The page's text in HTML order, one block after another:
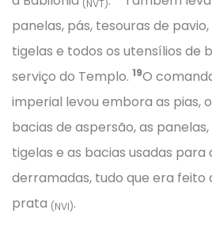
(NVT)
panelas, pás, tesouras de
tigelas e todos os utensílios de
serviço do Templo. 19O
imperial levou embora as pias,
bacias de aspersão, as
tigelas e as bacias usadas para
derramadas, tudo que era feito
prata (NVI).